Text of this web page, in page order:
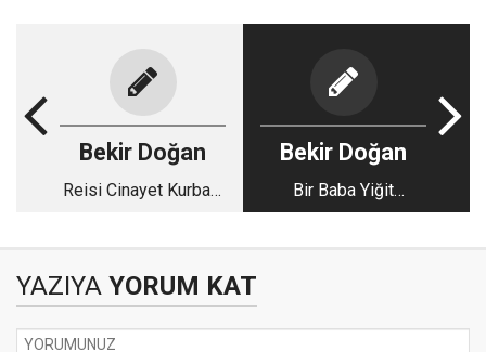
Bekir Doğan
Reisi Cinayet Kurbanı
Bekir Doğan
Bir Baba Yiğit
Arıyorum!
YAZIYA YORUM KAT